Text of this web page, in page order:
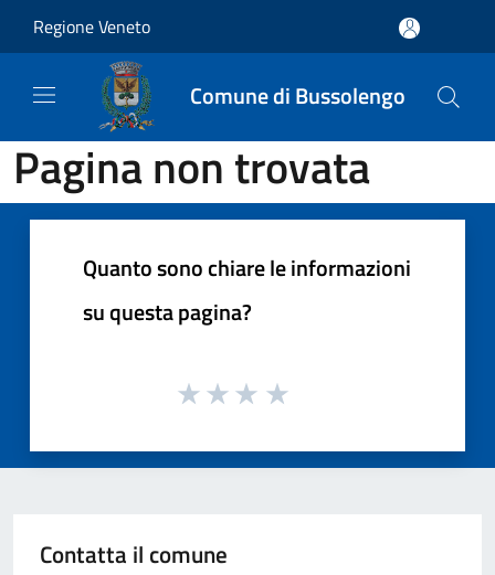
Regione Veneto
Comune di Bussolengo
Pagina non trovata
Quanto sono chiare le informazioni
su questa pagina?
Contatta il comune